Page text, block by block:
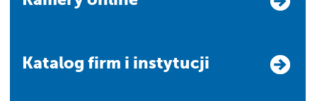
Katalog firm i instytucji